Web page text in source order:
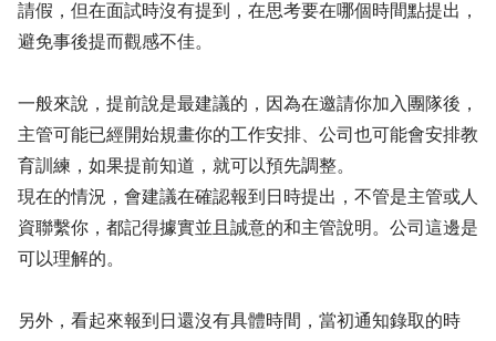
請假，但在面試時沒有提到，在思考要在哪個時間點提出，
避免事後提而觀感不佳。
一般來說，提前說是最建議的，因為在邀請你加入團隊後，
主管可能已經開始規畫你的工作安排、公司也可能會安排教
育訓練，如果提前知道，就可以預先調整。
現在的情況，會建議在確認報到日時提出，不管是主管或人
資聯繫你，都記得據實並且誠意的和主管說明。公司這邊是
可以理解的。
另外，看起來報到日還沒有具體時間，當初通知錄取的時